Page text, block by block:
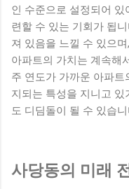
인 수준으로 설정되어
련할 수 있는 기회가 됩
져 있음을 느낄 수 있으
아파트의 가치는 계속해
주 연도가 가까운 아파
지되는 특성을 지니고 있
도 디딤돌이 될 수 있습니
사당동의 미래